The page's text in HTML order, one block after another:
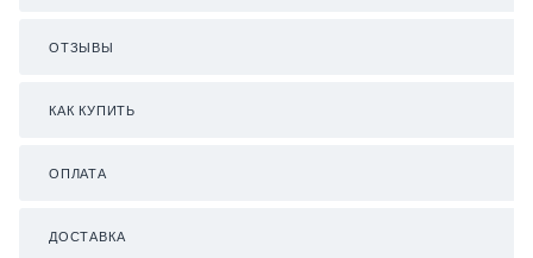
ОТЗЫВЫ
КАК КУПИТЬ
ОПЛАТА
ДОСТАВКА